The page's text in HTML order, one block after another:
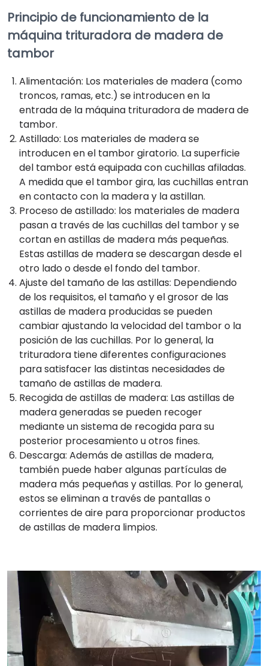
Principio de funcionamiento de la
máquina trituradora de madera de
tambor
Alimentación: Los materiales de madera (como
troncos, ramas, etc.) se introducen en la
entrada de la máquina trituradora de madera de
tambor.
Astillado: Los materiales de madera se
introducen en el tambor giratorio. La superficie
del tambor está equipada con cuchillas afiladas.
A medida que el tambor gira, las cuchillas entran
en contacto con la madera y la astillan.
Proceso de astillado: los materiales de madera
pasan a través de las cuchillas del tambor y se
cortan en astillas de madera más pequeñas.
Estas astillas de madera se descargan desde el
otro lado o desde el fondo del tambor.
Ajuste del tamaño de las astillas: Dependiendo
de los requisitos, el tamaño y el grosor de las
astillas de madera producidas se pueden
cambiar ajustando la velocidad del tambor o la
posición de las cuchillas. Por lo general, la
trituradora tiene diferentes configuraciones
para satisfacer las distintas necesidades de
tamaño de astillas de madera.
Recogida de astillas de madera: Las astillas de
madera generadas se pueden recoger
mediante un sistema de recogida para su
posterior procesamiento u otros fines.
Descarga: Además de astillas de madera,
también puede haber algunas partículas de
madera más pequeñas y astillas. Por lo general,
estos se eliminan a través de pantallas o
corrientes de aire para proporcionar productos
de astillas de madera limpios.